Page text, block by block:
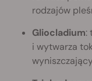
rodzajów
Gliocladium:
i wytwarza